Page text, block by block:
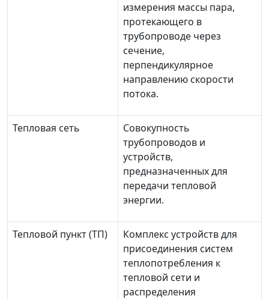
измерения массы пара,
протекающего в
трубопроводе через
сечение,
перпендикулярное
направлению скорости
потока.
Тепловая сеть
Совокупность
трубопроводов и
устройств,
предназначенных для
передачи тепловой
энергии.
Тепловой пункт (ТП)
Комплекс устройств для
присоединения систем
теплопотребления к
тепловой сети и
распределения